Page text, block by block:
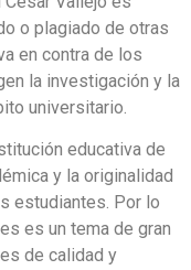
o plagiado de otras
en contra de los
la investigación y la
universitario.
educativa de
y la originalidad
estudiantes. Por lo
es un tema de gran
de calidad y